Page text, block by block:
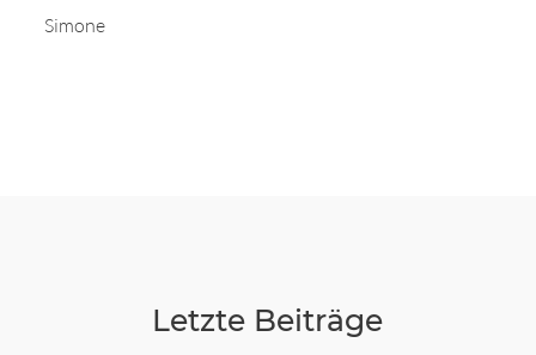
Simone
Letzte Beiträge